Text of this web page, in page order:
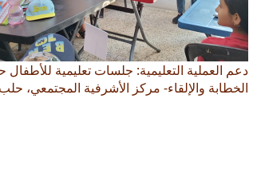
دعم العملية التعليمية: جلسات تعليمية
الخطابة والإلقاء- مركز الأشرفية المجتمعي،